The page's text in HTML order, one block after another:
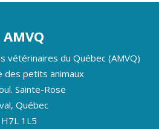
AMVQ
vétérinaires du Québec (AMVQ)
des petits animaux
Sainte-Rose
Québec
H7L 1L5